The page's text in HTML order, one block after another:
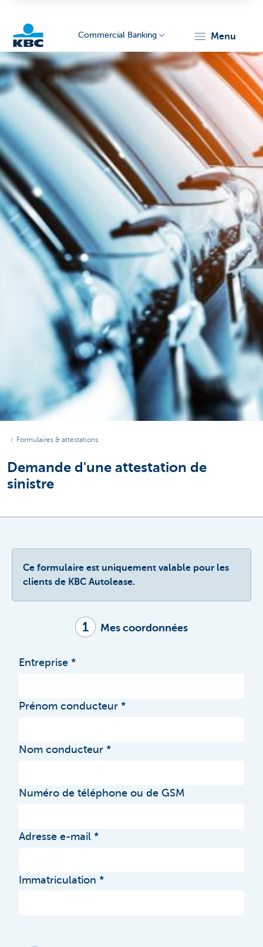
KBC
Corporate
Commercial Banking menu
Formulaires & attestations
Demande d'une attestation de
sinistre
Ce formulaire est uniquement valable pour les
clients de KBC Autolease.
1 Mes coordonnées
Entreprise
Prénom conducteur
Nom conducteur
Numéro de téléphone ou de GSM
Adresse e-mail
Immatriculation